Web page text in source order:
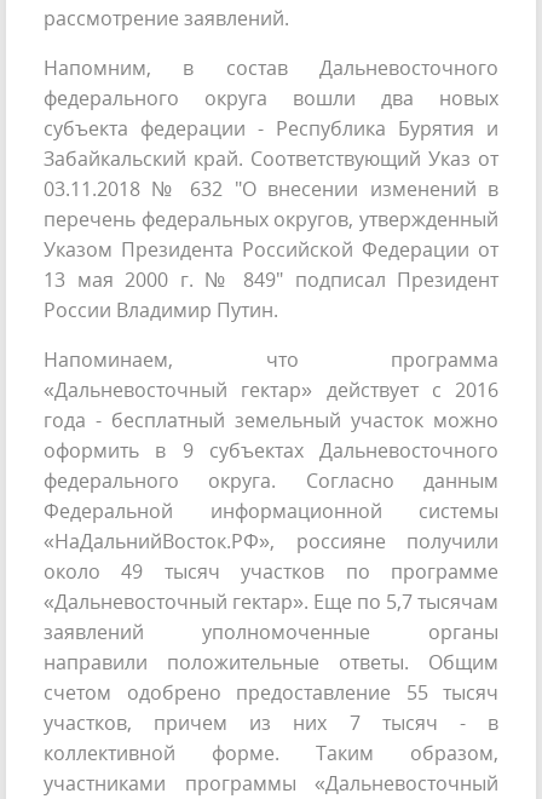
рассмотрение заявлений.
Напомним, в состав Дальневосточного
федерального округа вошли два новых
субъекта федерации - Республика Бурятия и
Забайкальский край. Соответствующий Указ от
03.11.2018 № 632 "О внесении изменений в
перечень федеральных округов, утвержденный
Указом Президента Российской Федерации от
13 мая 2000 г. № 849" подписал Президент
России Владимир Путин.
Напоминаем, что программа
«Дальневосточный гектар» действует с 2016
года - бесплатный земельный участок можно
оформить в 9 субъектах Дальневосточного
федерального округа. Согласно данным
Федеральной информационной системы
«НаДальнийВосток.РФ», россияне получили
около 49 тысяч участков по программе
«Дальневосточный гектар». Еще по 5,7 тысячам
заявлений уполномоченные органы
направили положительные ответы. Общим
счетом одобрено предоставление 55 тысяч
участков, причем из них 7 тысяч - в
коллективной форме. Таким образом,
участниками программы «Дальневосточный